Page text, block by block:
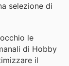
selezione di
le
di Hobby
il